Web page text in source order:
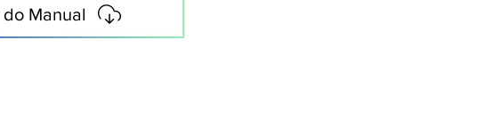
Manual